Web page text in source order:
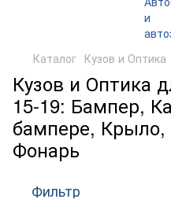
Каталог Кузов и Оптика
Кузов и Оптика
15-19: Бампер,
бампере, Крыло,
Фонарь
Фильтр